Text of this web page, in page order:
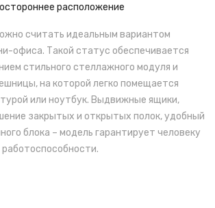
расположение
считать идеальным вариантом
офиса. Такой статус обеспечивается
стильного стеллажного модуля и
на которой легко помещается
или ноутбук. Выдвижные ящики,
закрытых и открытых полок, удобный
блока – модель гарантирует человеку